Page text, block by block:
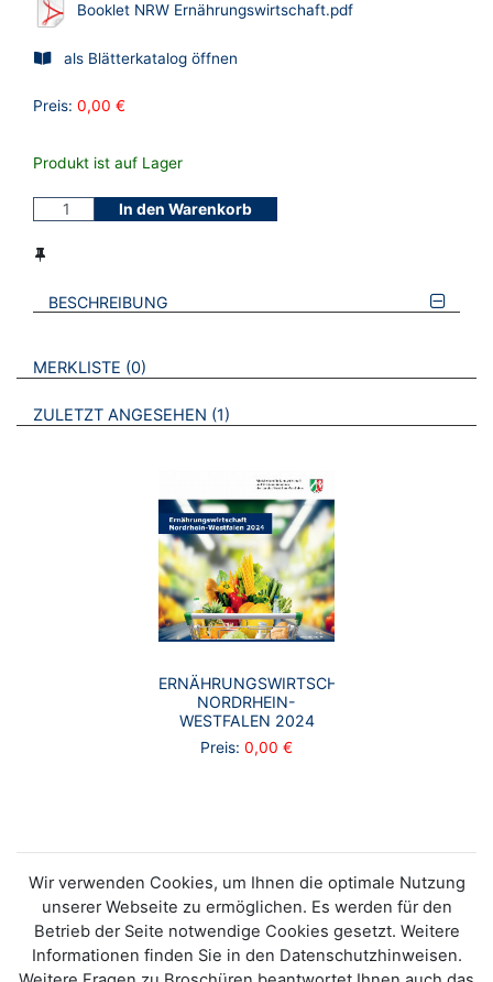
Booklet NRW Ernährungswirtschaft.pdf
als Blätterkatalog öffnen
Preis: 0,00 €
Produkt ist auf Lager
In den Warenkorb
BESCHREIBUNG
VERWEISE AUF VERMERKTE- ODER ZULETZT ANGESEHENE
MERKLISTE 0 BROSCHÜREN
ZULETZT ANGESEHEN 1 BROSCHÜREN
ERNÄHRUNGSWIRTSCHAFT
NORDRHEIN-
WESTFALEN 2024
Preis: 0,00 €
Wir verwenden Cookies, um Ihnen die optimale Nutzung
unserer Webseite zu ermöglichen. Es werden für den
Betrieb der Seite notwendige Cookies gesetzt. Weitere
Informationen finden Sie in den Datenschutzhinweisen.